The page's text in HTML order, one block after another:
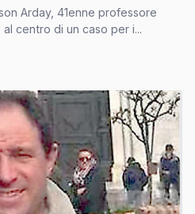
centro di un caso per i...